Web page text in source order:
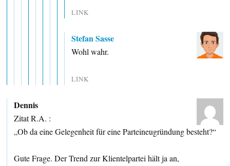
LINK
Stefan Sasse
Wohl wahr.
LINK
Dennis
Zitat R.A. :
„Ob da eine Gelegenheit für eine Parteineugründung besteht?“
Gute Frage. Der Trend zur Klientelpartei hält ja an,